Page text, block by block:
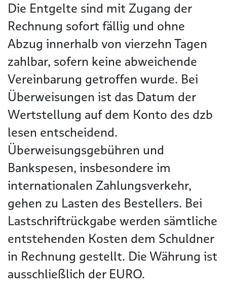
Die Entgelte sind mit Zugang der
Rechnung sofort fällig und ohne
Abzug innerhalb von vierzehn Tagen
zahlbar, sofern keine abweichende
Vereinbarung getroffen wurde. Bei
Überweisungen ist das Datum der
Wertstellung auf dem Konto des dzb
lesen entscheidend.
Überweisungsgebühren und
Bankspesen, insbesondere im
internationalen Zahlungsverkehr,
gehen zu Lasten des Bestellers. Bei
Lastschriftrückgabe werden sämtliche
entstehenden Kosten dem Schuldner
in Rechnung gestellt. Die Währung ist
ausschließlich der EURO.